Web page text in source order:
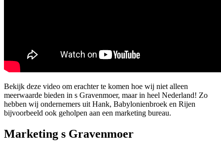
Bekijk deze video om erachter te komen hoe wij niet alleen
meerwaarde bieden in s Gravenmoer, maar in heel Nederland! Zo
hebben wij ondernemers uit Hank, Babylonienbroek en Rijen
bijvoorbeeld ook geholpen aan een marketing bureau.
Marketing s Gravenmoer